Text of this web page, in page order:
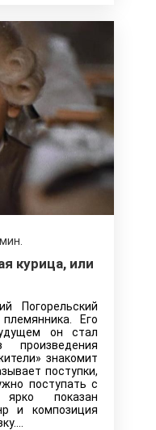
курица, или
Погорельский
Его
он стал
произведения
знакомит
поступки,
поступать с
показан
и композиция